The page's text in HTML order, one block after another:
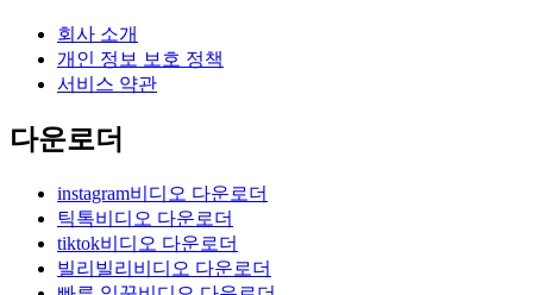
회사 소개
개인 정보 보호 정책
서비스 약관
다운로더
instagram비디오 다운로더
틱톡비디오 다운로더
tiktok비디오 다운로더
빌리빌리비디오 다운로더